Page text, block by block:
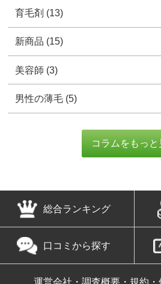
総合ランキング
口コミから探す
運営会社・調査概要・規約